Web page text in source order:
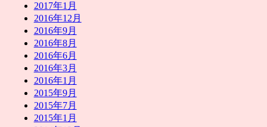
2017年1月
2016年12月
2016年9月
2016年8月
2016年6月
2016年3月
2016年1月
2015年9月
2015年7月
2015年1月